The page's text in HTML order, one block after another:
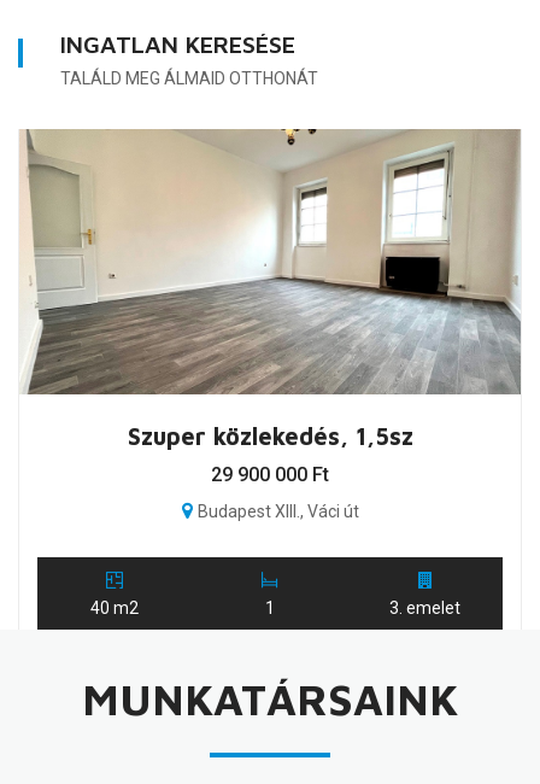
INGATLAN KERESÉSE
TALÁLD MEG ÁLMAID OTTHONÁT
Szuper közlekedés, 1,5sz
29 900 000 Ft
Budapest XIII., Váci út
40 m2 1 3. emelet
MUNKATÁRSAINK